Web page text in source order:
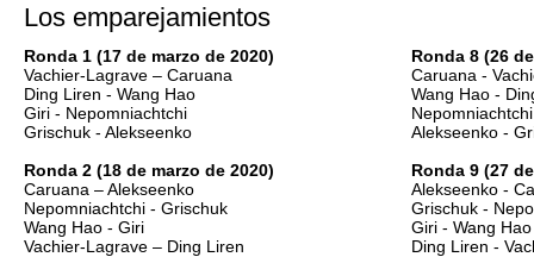
Los emparejamientos
Ronda 1 (17 de marzo de 2020)
Vachier-Lagrave – Caruana
Ding Liren - Wang Hao
Giri - Nepomniachtchi
Grischuk - Alekseenko
Ronda 2 (18 de marzo de 2020)
Caruana – Alekseenko
Nepomniachtchi - Grischuk
Wang Hao - Giri
Vachier-Lagrave – Ding Liren
Ronda 8 (26
Caruana -
Wang Hao -
Alekseenko -
Ronda 9 (27
Alekseenko -
Grischuk -
Giri - Wang Hao
Ding Liren -